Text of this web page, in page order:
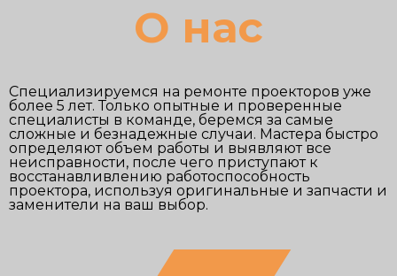
О нас
Специализируемся на ремонте проекторов уже
более 5 лет. Только опытные и проверенные
специалисты в команде, беремся за самые
сложные и безнадежные случаи. Мастера быстро
определяют объем работы и выявляют все
неисправности, после чего приступают к
восстанавливлению работоспособность
проектора, используя оригинальные и запчасти и
заменители на ваш выбор.